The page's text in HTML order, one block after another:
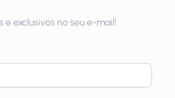
exclusivos no seu e-mail!